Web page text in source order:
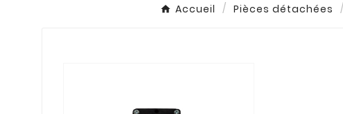
Accueil Pièces détachées